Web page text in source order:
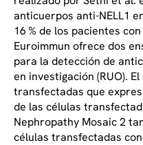
anticuerpos anti-NELL1
16 % de los pacientes con
Euroimmun ofrece dos
para la detección de
en investigación (RUO).
transfectadas que
de las células
Nephropathy Mosaic 2
células transfectadas con